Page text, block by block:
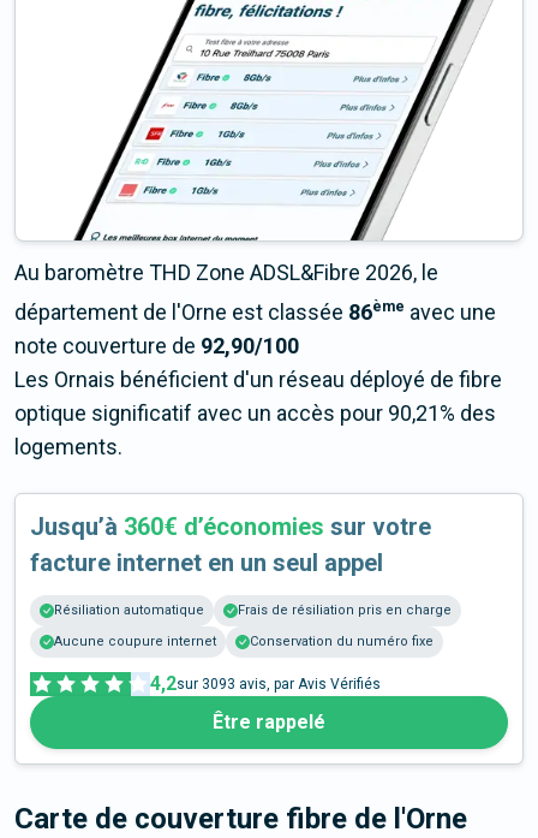
Au baromètre THD Zone ADSL&Fibre 2026, le
département de l'Orne est classée 86ème avec une
note couverture de 92,90/100
Les Ornais bénéficient d'un réseau déployé de fibre
optique significatif avec un accès pour 90,21% des
logements.
Jusqu’à 360€ d’économies sur votre
facture internet en un seul appel
Résiliation automatique
Frais de résiliation pris en charge
Aucune coupure internet
Conservation du numéro fixe
4,2sur 3093 avis, par Avis Vérifiés
Être rappelé
Carte de couverture fibre de l'Orne